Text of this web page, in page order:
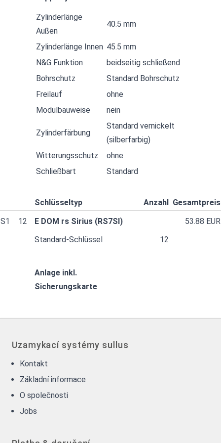
Zylinderlänge
Außen
40.5 mm
Zylinderlänge Innen 45.5 mm
N&G Funktion
beidseitig schließend
Bohrschutz
Standard Bohrschutz
Freilauf
ohne
Modulbauweise
nein
Zylinderfärbung
Standard vernickelt
(silberfarbig)
Witterungsschutz
ohne
Schließbart
Standard
Schlüsseltyp Anzahl Gesamtpreis
S1
12 E DOM rs Sirius (RS7SI)
53.88 EUR
Standard-Schlüssel
12
Anlage inkl.
Sicherungskarte
Uzamykací systémy sullus
Kontakt
Základní informace
O společnosti
Jobs